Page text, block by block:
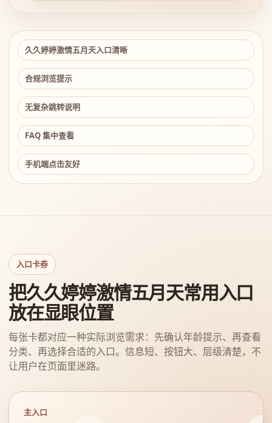
久久婷婷激情五月天入口清晰
合规浏览提示
无复杂跳转说明
FAQ 集中查看
手机端点击友好
入口卡券
把久久婷婷激情五月天常用入口
放在显眼位置
每张卡都对应一种实际浏览需求：先确认年龄提示、再查看
分类、再选择合适的入口。信息短、按钮大、层级清楚，不
让用户在页面里迷路。
主入口